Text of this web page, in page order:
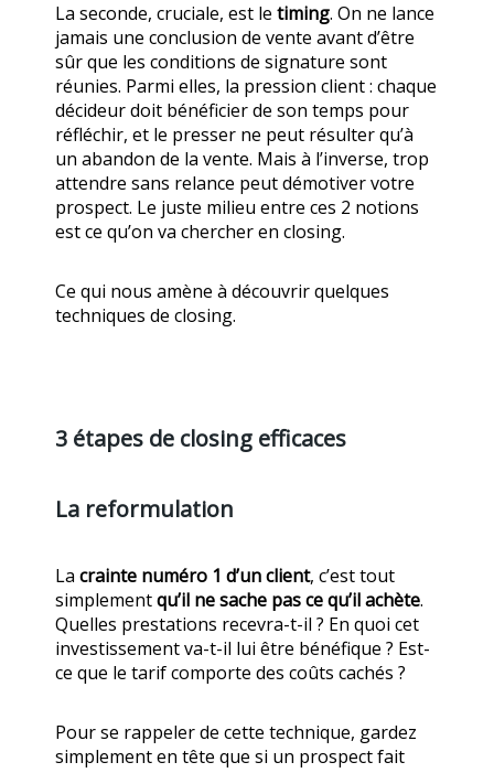
La seconde, cruciale, est le timing. On ne lance
jamais une conclusion de vente avant d’être
sûr que les conditions de signature sont
réunies. Parmi elles, la pression client : chaque
décideur doit bénéficier de son temps pour
réfléchir, et le presser ne peut résulter qu’à
un abandon de la vente. Mais à l’inverse, trop
attendre sans relance peut démotiver votre
prospect. Le juste milieu entre ces 2 notions
est ce qu’on va chercher en closing.
Ce qui nous amène à découvrir quelques
techniques de closing.
3 étapes de closing efficaces
La reformulation
La crainte numéro 1 d’un client, c’est tout
simplementqu’il ne sache pas ce qu’il achète.
Quelles prestations recevra-t-il ? En quoi cet
investissement va-t-il lui être bénéfique ? Est-
ce que le tarif comporte des coûts cachés ?
Pour se rappeler de cette technique, gardez
simplement en tête que si un prospect fait